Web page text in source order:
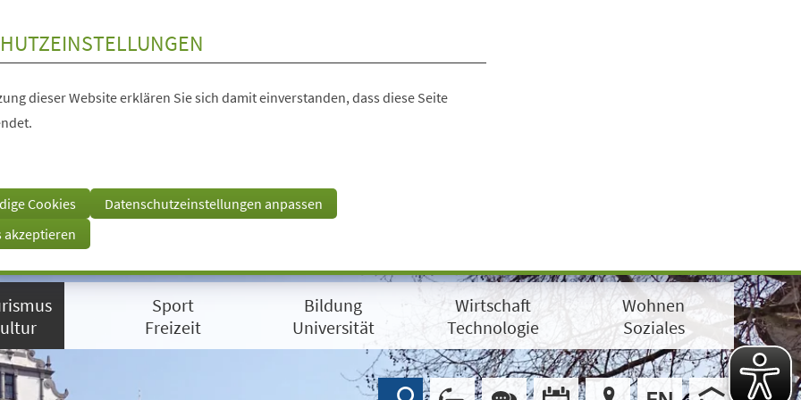
dieser Website erklären Sie sich damit einverstanden, dass diese Seite
Cookies
Datenschutzeinstellungen anpassen
akzeptieren
Sport
Freizeit
Bildung
Universität
Wirtschaft
Technologie
Wohnen
Soziales